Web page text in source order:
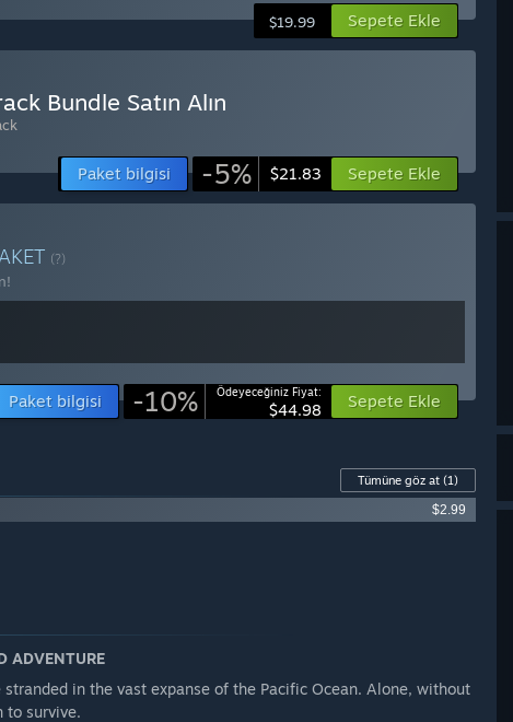
$19.99 Sepete Ekle
Bundle Satın Alın
Paket bilgisi -5% $21.83 Sepete Ekle
(?)
Paket bilgisi -10% Ödeyeceğiniz Fiyat:
$44.98 Sepete Ekle
Tümüne göz at (1)
$2.99
ADVENTURE
in the vast expanse of the Pacific Ocean. Alone, without
to survive.